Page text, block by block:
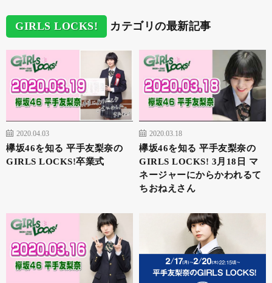
GIRLS LOCKS! カテゴリの最新記事
2020.04.03
欅坂46を知る 平手友梨奈の
GIRLS LOCKS!卒業式
2020.03.18
欅坂46を知る 平手友梨奈の
GIRLS LOCKS! 3月18日 マ
ネージャーにからかわれるて
ちおねえさん